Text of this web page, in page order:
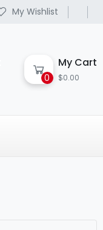
My Wishlist
0
My Cart
$0.00